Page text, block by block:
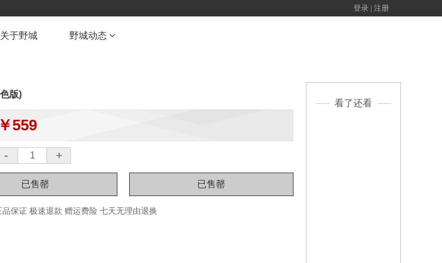
登录 | 注册
关于野城 野城动态
看了还看
版)
￥559
- +
品保证 极速退款 赠运费险 七天无理由退换